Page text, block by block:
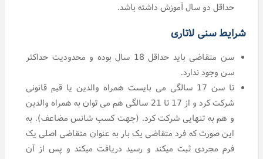
حداقل دو سال آموزش داشته باشد.
شرایط سنی لاتاری
سن متقاضی باید حداقل 18 سال بوده و محدودیت حداکثر
سن وجود ندارد.
تا سن 17 سالگی می بایست همراه والدین یا قیم قانونی
شرکت کرد و از 17 تا 21 سالگی هم می توان به همراه والدین
و هم به تنهایی شرکت کرد. (جهت کسب شانس مضاعف). به
این صورت که فرد متقاضی یک بار به عنوان متقاضی اصلی یک
فرم مجردی ثبت میکند و رسید دریافت میکند و پس از آن